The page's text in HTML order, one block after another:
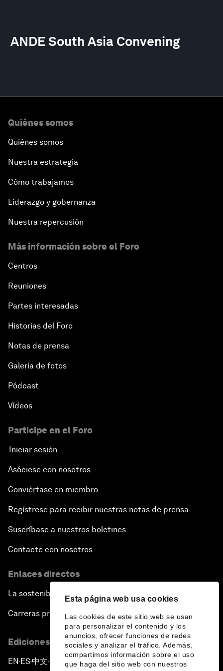
Esta página web usa cookies
Las cookies de este sitio web se usan
para personalizar el contenido y los
anuncios, ofrecer funciones de redes
sociales y analizar el tráfico. Además,
compartimos información sobre el uso
que haga del sitio web con nuestros
ANDE South Asia Convening
Quiénes somos
Quiénes somos
Nuestra estrategia
Cómo trabajamos
Liderazgo y gobernanza
Nuestra repercusión
Más información sobre el Foro
Centros
Reuniones
Partes interesadas
Historias del Foro
Notas de prensa
Galería de fotos
Pódcast
Vídeos
Participe en el Foro
Iniciar sesión
Asóciese con nosotros
Conviértase en miembro
Regístrese para recibir nuestras notas de prensa
Suscríbase a nuestros boletines
Contacte con nosotros
Enlaces directos
La sostenibilidad en el Foro
Carreras profesionales
Ediciones en otros idiomas
EN ▪ES▪中文▪ 日本語